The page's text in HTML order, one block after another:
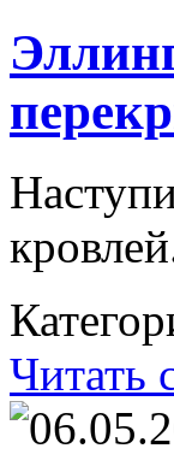
Читать